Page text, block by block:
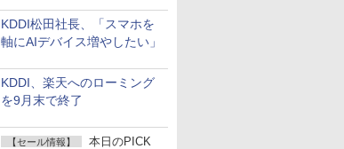
KDDI松田社長、「スマホを
軸にAIデバイス増やしたい」
KDDI、楽天へのローミング
を9月末で終了
【セール情報】
本日のPICK